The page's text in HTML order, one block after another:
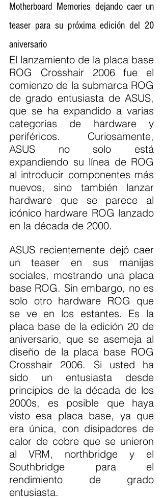
Motherboard Memories dejando caer un
teaser para su próxima edición del 20
aniversario
El lanzamiento de la placa base
ROG Crosshair 2006 fue el
comienzo de la submarca ROG
de grado entusiasta de ASUS,
que se ha expandido a varias
categorías de hardware y
periféricos. Curiosamente,
ASUS no solo está
expandiendo su línea de ROG
al introducir componentes más
nuevos, sino también lanzar
hardware que se parece al
icónico hardware ROG lanzado
en la década de 2000.
ASUS recientemente dejó caer
un teaser en sus manijas
sociales, mostrando una placa
base ROG. Sin embargo, no es
solo otro hardware ROG que
se ve en los estantes. Es la
placa base de la edición 20 de
aniversario, que se asemeja al
diseño de la placa base ROG
Crosshair 2006. Si usted ha
sido un entusiasta desde
principios de la década de los
2000s, es posible que haya
visto esa placa base, ya que
era única, con disipadores de
calor de cobre que se unieron
al VRM, northbridge y el
Southbridge para el
rendimiento de grado
entusiasta.